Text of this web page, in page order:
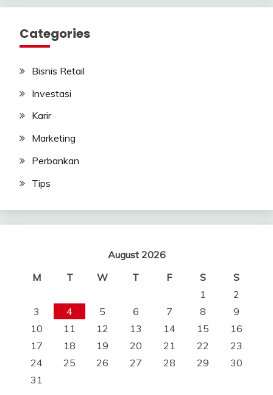
Categories
Bisnis Retail
Investasi
Karir
Marketing
Perbankan
Tips
August 2026
M
T W T F S
S
1
2
3
4 5 6 7 8
9
10
11 12 13 14 15
16
17
18 19 20 21 22
23
24
25 26 27 28 29
30
31